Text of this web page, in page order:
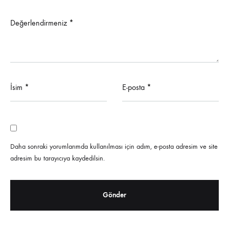
Değerlendirmeniz *
İsim * E-posta *
Daha sonraki yorumlarımda kullanılması için adım, e-posta adresim ve site
adresim bu tarayıcıya kaydedilsin.